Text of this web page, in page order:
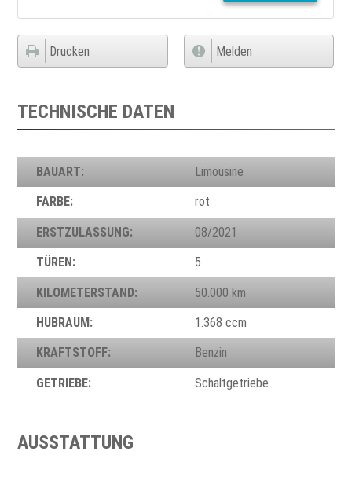
Drucken Melden
TECHNISCHE DATEN
BAUART: Limousine
FARBE: rot
ERSTZULASSUNG: 08/2021
TÜREN: 5
KILOMETERSTAND: 50.000 km
HUBRAUM: 1.368 ccm
KRAFTSTOFF: Benzin
GETRIEBE: Schaltgetriebe
AUSSTATTUNG